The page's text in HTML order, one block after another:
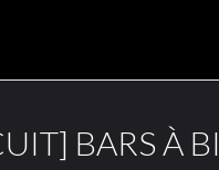
BARS À
Nos éditions
Magazine